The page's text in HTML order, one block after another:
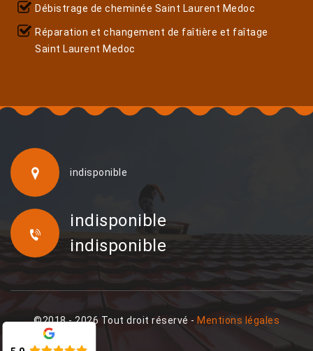
Débistrage de cheminée Saint Laurent Medoc
Réparation et changement de faîtière et faîtage
Saint Laurent Medoc
indisponible
indisponible
indisponible
©2018 - 2026 Tout droit réservé - Mentions légales